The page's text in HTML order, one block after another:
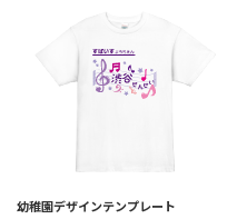
幼稚園デザインテンプレート